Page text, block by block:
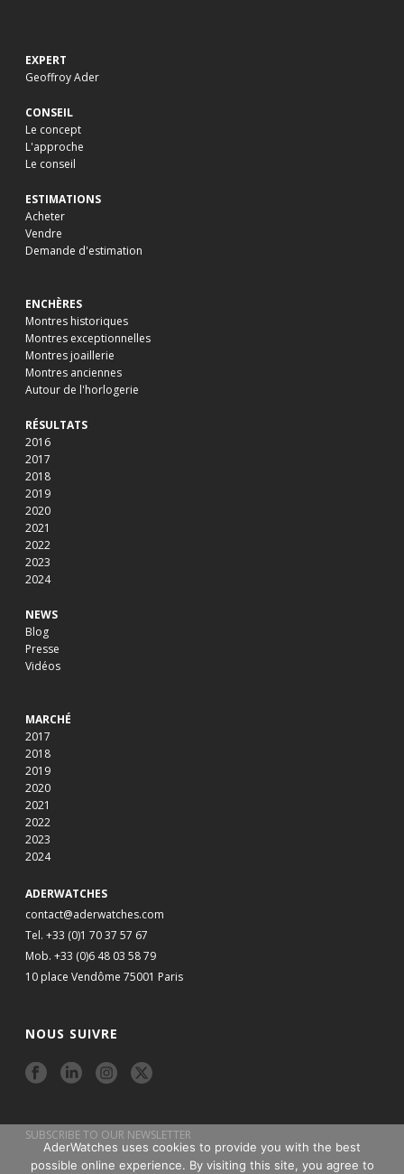
EXPERT
Geoffroy Ader
CONSEIL
Le concept
L'approche
Le conseil
ESTIMATIONS
Acheter
Vendre
Demande d'estimation
ENCHÈRES
Montres historiques
Montres exceptionnelles
Montres joaillerie
Montres anciennes
Autour de l'horlogerie
RÉSULTATS
2016
2017
2018
2019
2020
2021
2022
2023
2024
NEWS
Blog
Presse
Vidéos
MARCHÉ
2017
2018
2019
2020
2021
2022
2023
2024
ADERWATCHES
contact@aderwatches.com
Tel. +33 (0)1 70 37 57 67
Mob. +33 (0)6 48 03 58 79
10 place Vendôme 75001 Paris
NOUS SUIVRE
SUBSCRIBE TO OUR NEWSLETTER
AderWatches uses cookies to provide you with the best
possible online experience. By visiting this site, you agree to